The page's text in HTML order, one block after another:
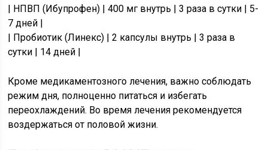
| НПВП (Ибупрофен) | 400 мг внутрь | 3 раза в сутки | 5-
7 дней |
| Пробиотик (Линекс) | 2 капсулы внутрь | 3 раза в
сутки | 14 дней |
Кроме медикаментозного лечения, важно соблюдать
режим дня, полноценно питаться и избегать
переохлаждений. Во время лечения рекомендуется
воздержаться от половой жизни.